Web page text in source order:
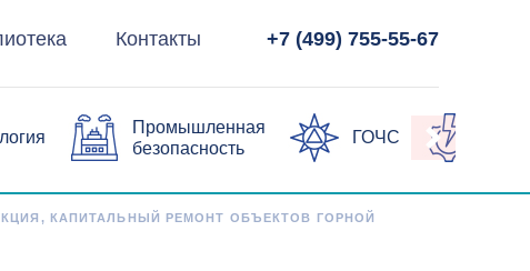
Контакты +7 (499) 755-55-67
Промышленная
безопасность
ГОЧС
КАПИТАЛЬНЫЙ РЕМОНТ ОБЪЕКТОВ ГОРНОЙ